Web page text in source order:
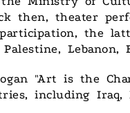
then, theater
the
Lebanon,
"Art is the
including Iraq,